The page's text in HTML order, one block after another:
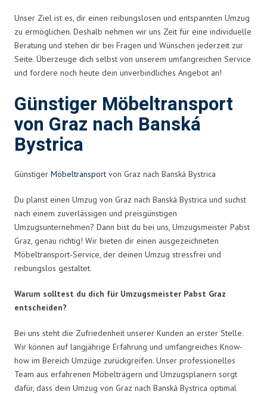
Unser Ziel ist es, dir einen reibungslosen und entspannten Umzug
zu ermöglichen. Deshalb nehmen wir uns Zeit für eine individuelle
Beratung und stehen dir bei Fragen und Wünschen jederzeit zur
Seite. Überzeuge dich selbst von unserem umfangreichen Service
und fordere noch heute dein unverbindliches Angebot an!
Günstiger Möbeltransport
von Graz nach Banská
Bystrica
Günstiger Möbeltransport von Graz nach Banská Bystrica
Du planst einen Umzug von Graz nach Banská Bystrica und suchst
nach einem zuverlässigen und preisgünstigen
Umzugsunternehmen? Dann bist du bei uns, Umzugsmeister Pabst
Graz, genau richtig! Wir bieten dir einen ausgezeichneten
Möbeltransport-Service, der deinen Umzug stressfrei und
reibungslos gestaltet.
Warum solltest du dich für Umzugsmeister Pabst Graz
entscheiden?
Bei uns steht die Zufriedenheit unserer Kunden an erster Stelle.
Wir können auf langjährige Erfahrung und umfangreiches Know-
how im Bereich Umzüge zurückgreifen. Unser professionelles
Team aus erfahrenen Möbelträgern und Umzugsplanern sorgt
dafür, dass dein Umzug von Graz nach Banská Bystrica optimal